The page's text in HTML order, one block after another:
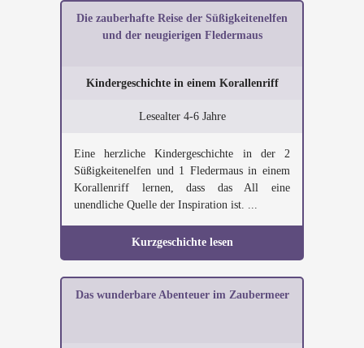
Die zauberhafte Reise der Süßigkeitenelfen
und der neugierigen Fledermaus
Kindergeschichte in einem Korallenriff
Lesealter 4-6 Jahre
Eine herzliche Kindergeschichte in der 2
Süßigkeitenelfen und 1 Fledermaus in einem
Korallenriff lernen, dass das All eine
unendliche Quelle der Inspiration ist. ...
Kurzgeschichte lesen
Das wunderbare Abenteuer im Zaubermeer